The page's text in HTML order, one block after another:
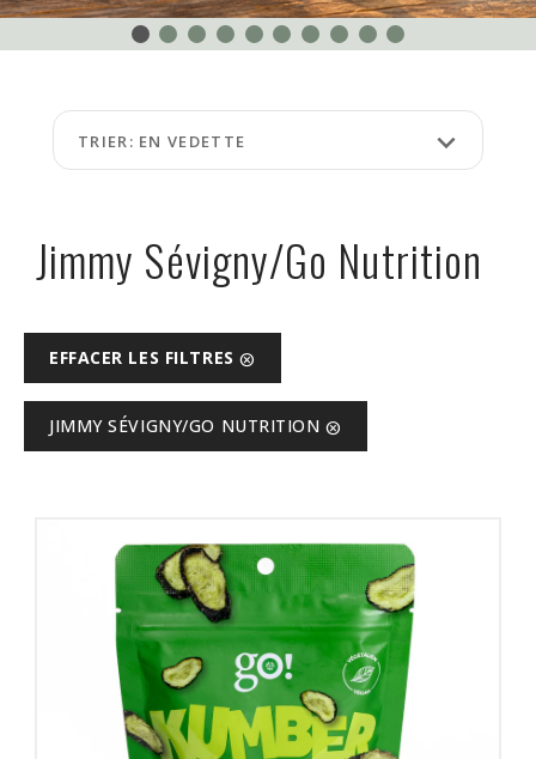
TRIER: EN VEDETTE keyboard_arrow_down
Jimmy Sévigny/Go Nutrition
EFFACER LES FILTREScancel
JIMMY SÉVIGNY/GO NUTRITIONcancel
ÉVÉNEMENTS
PROPOS
FAQ
CONDITIONS